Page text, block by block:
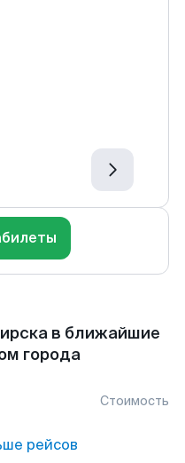
в ближайшие
города
Стоимость
рейсов